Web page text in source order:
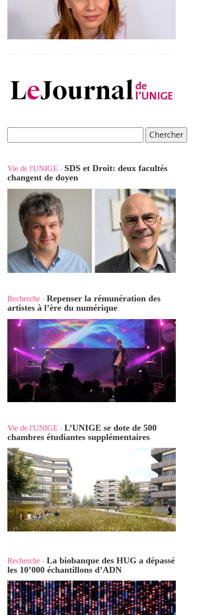
Vie de l'UNIGE - SDS et Droit: deux facultés
changent de doyen
Recherche - Repenser la rémunération des
artistes à l’ère du numérique
Vie de l'UNIGE - L’UNIGE se dote de 500
chambres étudiantes supplémentaires
Recherche - La biobanque des HUG a dépassé
les 10’000 échantillons d’ADN